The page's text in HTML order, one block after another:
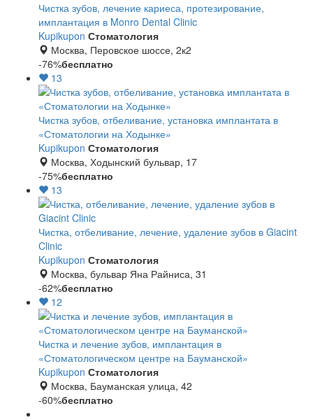
Чистка зубов, лечение кариеса, протезирование,
имплантация в Monro Dental Clinic
Kupikupon Стоматология
Москва, Перовское шоссе, 2к2
-76%бесплатно
13
Чистка зубов, отбеливание, установка имплантата в
«Стоматологии на Ходынке»
Kupikupon Стоматология
Москва, Ходынский бульвар, 17
-75%бесплатно
13
Чистка, отбеливание, лечение, удаление зубов в Giacint
Clinic
Kupikupon Стоматология
Москва, бульвар Яна Райниса, 31
-62%бесплатно
12
Чистка и лечение зубов, имплантация в
«Стоматологическом центре на Бауманской»
Kupikupon Стоматология
Москва, Бауманская улица, 42
-60%бесплатно